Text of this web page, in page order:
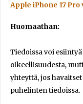
Apple iPhone 17 Pro
Huomaathan:
Tiedoissa voi
oikeellisuudesta,
yhteyttä, jos
puhelinten tiedoissa.